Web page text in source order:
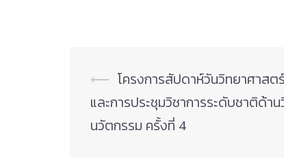
Post
navigation
⟵ โครงการสัปดาห์วันวิทยาศาส
และการประชุมวิชาการระดับชาติด้า
นวัตกรรม ครั้งที่ 4